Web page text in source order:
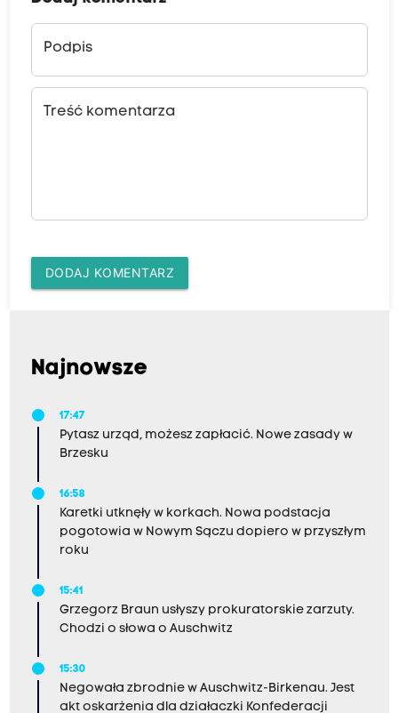
Podpis
Treść komentarza
DODAJ KOMENTARZ
Najnowsze
17:47
Pytasz urząd, możesz zapłacić. Nowe zasady w
Brzesku
16:58
Karetki utknęły w korkach. Nowa podstacja
pogotowia w Nowym Sączu dopiero w przyszłym
roku
15:41
Grzegorz Braun usłyszy prokuratorskie zarzuty.
Chodzi o słowa o Auschwitz
15:30
Negowała zbrodnie w Auschwitz-Birkenau. Jest
akt oskarżenia dla działaczki Konfederacji